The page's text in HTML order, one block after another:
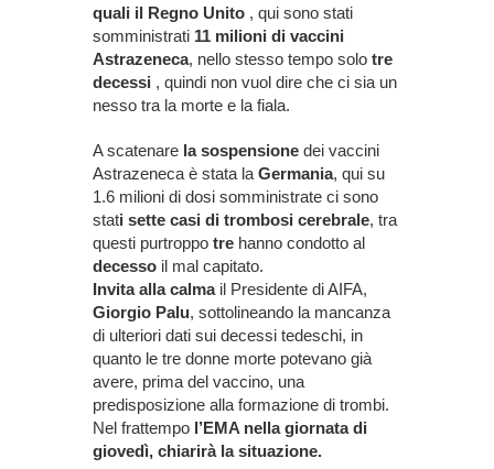
quali il Regno Unito , qui sono stati
somministrati 11 milioni di vaccini
Astrazeneca, nello stesso tempo solo tre
decessi , quindi non vuol dire che ci sia un
nesso tra la morte e la fiala.
A scatenare la sospensione dei vaccini
Astrazeneca è stata la Germania, qui su
1.6 milioni di dosi somministrate ci sono
stati sette casi di trombosi cerebrale, tra
questi purtroppo tre hanno condotto al
decesso il mal capitato.
Invita alla calmail Presidente di AIFA,
Giorgio Palu, sottolineando la mancanza
di ulteriori dati sui decessi tedeschi, in
quanto le tre donne morte potevano già
avere, prima del vaccino, una
predisposizione alla formazione di trombi.
Nel frattempo l’EMA nella giornata di
giovedì, chiarirà la situazione.